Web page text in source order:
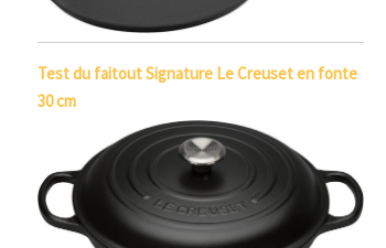
Test du faitout Signature Le Creuset en fonte
30 cm